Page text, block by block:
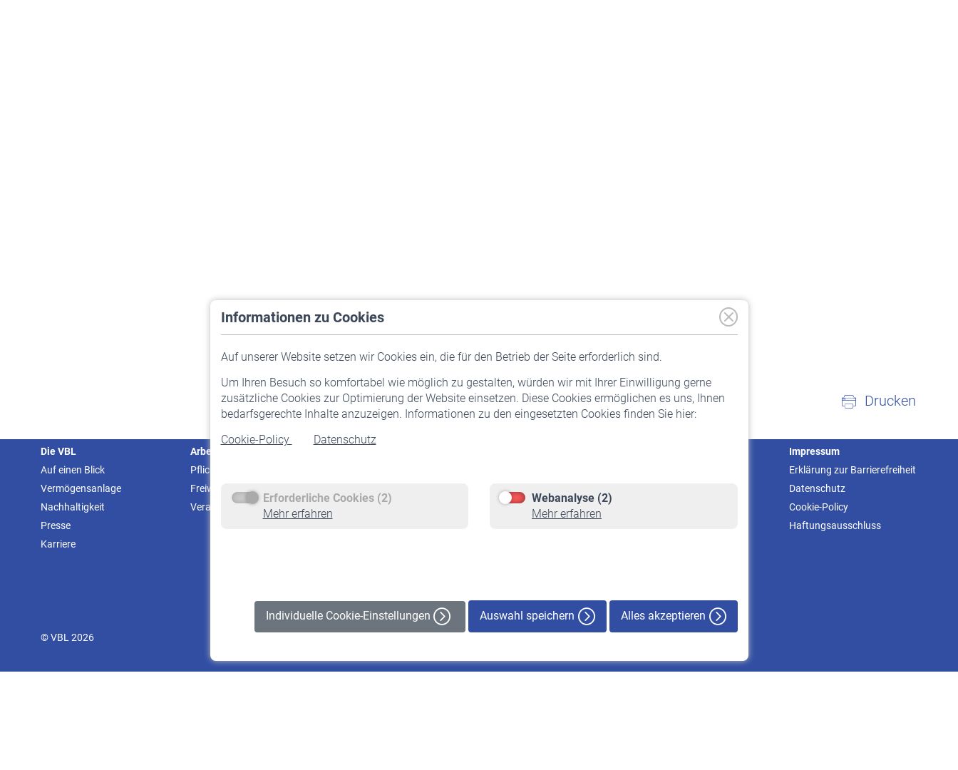
Informationen zu Cookies
Auf unserer Website setzen wir Cookies ein, die für den Betrieb der Seite erforderlich sind.
Um Ihren Besuch so komfortabel wie möglich zu gestalten, würden wir mit Ihrer Einwilligung gerne
zusätzliche Cookies zur Optimierung der Website einsetzen. Diese Cookies ermöglichen es uns, Ihnen
bedarfsgerechte Inhalte anzuzeigen. Informationen zu den eingesetzten Cookies finden Sie hier:
Cookie-Policy
Datenschutz
Erforderliche Cookies (2)
Mehr erfahren
Webanalyse (2)
Mehr erfahren
Individuelle Cookie-Einstellungen Auswahl speichern Alles akzeptieren
Drucken
Die VBL
Auf einen Blick
Vermögensanlage
Nachhaltigkeit
Presse
Karriere
Arbeitgeber
Pflichtversicherung
Freiwillige Versicherung
Veranstaltungen
Staatliche Förderung
Rente beantragen
Rentenauszahlung
Impressum
Erklärung zur Barrierefreiheit
Datenschutz
Cookie-Policy
Haftungsausschluss
© VBL 2026